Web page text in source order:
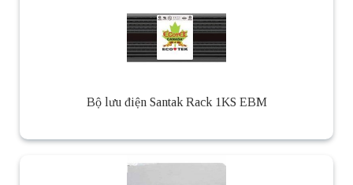
Bộ lưu điện Santak Rack 1KS EBM